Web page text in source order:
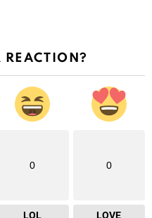
REACTION?
0
LOL
0
LOVE